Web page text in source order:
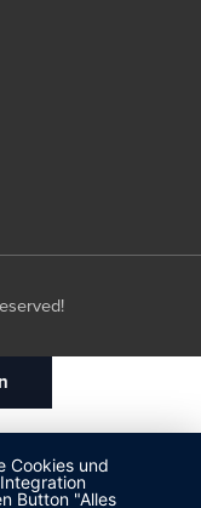
Cookies und
Button "Alles